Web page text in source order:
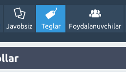
Javobsiz Teglar Foydalanuvchilar